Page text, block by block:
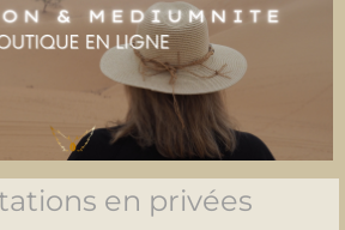
en privées